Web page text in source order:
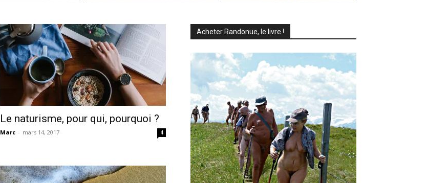
Le naturisme, pour qui, pourquoi ?
Marc - mars 14, 2017 4
Acheter Randonue, le livre !